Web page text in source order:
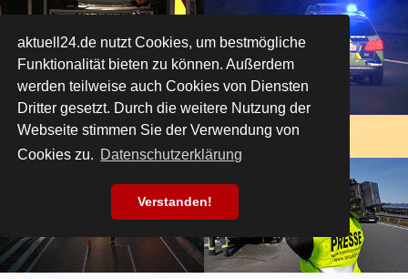
aktuell24.de nutzt Cookies, um bestmögliche
Funktionalität bieten zu können. Außerdem
werden teilweise auch Cookies von Diensten
Dritter gesetzt. Durch die weitere Nutzung der
Webseite stimmen Sie der Verwendung von
Cookies zu. Datenschutzerklärung
Verstanden!